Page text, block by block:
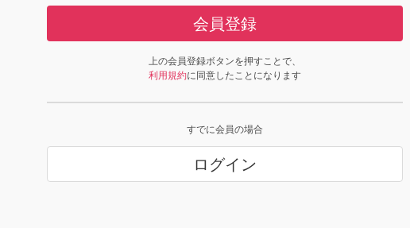
会員登録
上の会員登録ボタンを押すことで、
利用規約に同意したことになります
すでに会員の場合
ログイン